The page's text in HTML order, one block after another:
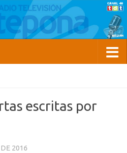
escritas por
2016